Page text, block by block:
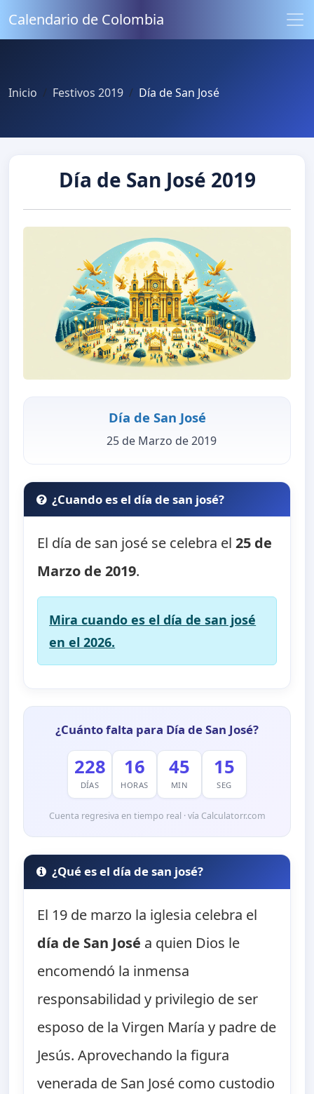
Calendario de Colombia
Inicio Festivos 2019 Día de San José
Día de San José 2019
Día de San José
25 de Marzo de 2019
¿Cuando es el día de san josé?
El día de san josé se celebra el25 de
Marzo de 2019.
Mira cuando es el día de san josé
en el 2026.
¿Cuánto falta para Día de San José?
228
DÍAS
16
HORAS
45
MIN
14
SEG
Cuenta regresiva en tiempo real · vía Calculatorr.com
¿Qué es el día de san josé?
El 19 de marzo la iglesia celebra el
día de San José a quien Dios le
encomendó la inmensa
responsabilidad y privilegio de ser
esposo de la Virgen María y padre de
Jesús. Aprovechando la figura
venerada de San José como custodio